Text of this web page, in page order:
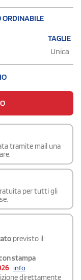
ORDINABILE
TAGLIE
Unica
tramite mail una
per tutti gli
previsto il:
stampa
info
direttamente